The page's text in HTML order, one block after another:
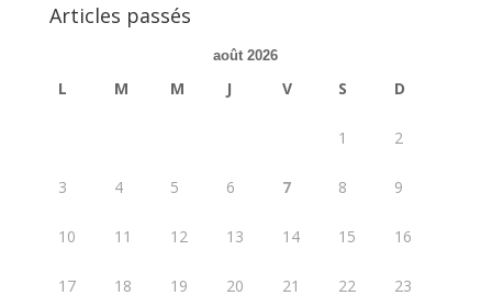
Articles passés
août 2026
L M M J V S D
1 2
3 4 5 6 7 8 9
10 11 12 13 14 15 16
17 18 19 20 21 22 23